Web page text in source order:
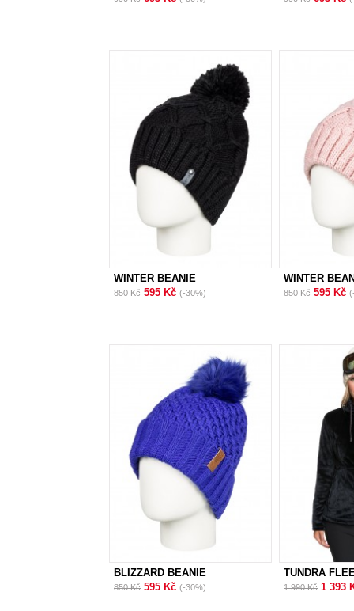
WINTER BEANIE
850 Kč 595 Kč (-30%)
WINTER
850 Kč 595 Kč
BLIZZARD BEANIE
850 Kč 595 Kč (-30%)
TUNDRA
1 990 Kč 1 393